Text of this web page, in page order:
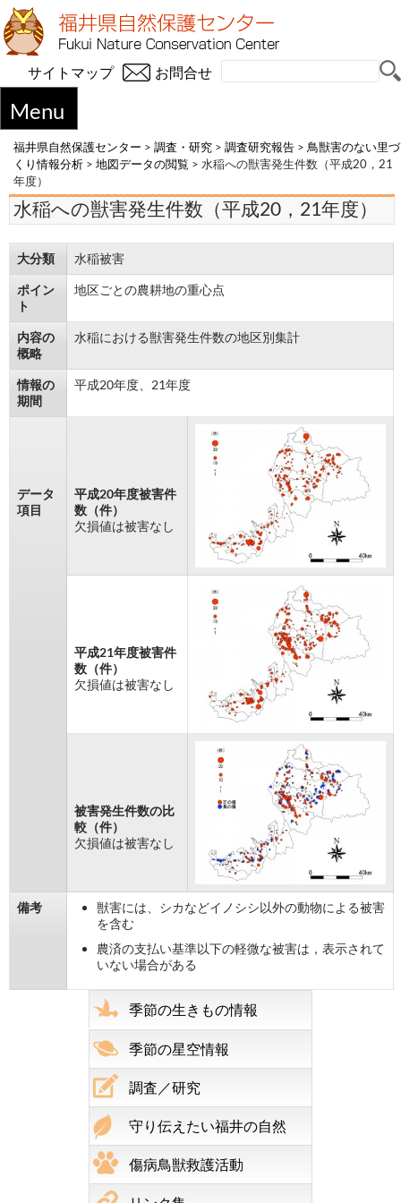
お問合せ
サイトマップ
Menu
福井県自然保護センター > 調査・研究 > 調査研究報告 > 鳥獣害のない里づ
くり情報分析 > 地図データの閲覧 > 水稲への獣害発生件数（平成20，21
年度）
水稲への獣害発生件数（平成20，21年度）
大分類 水稲被害
ポイン
ト
地区ごとの農耕地の重心点
内容の
概略
水稲における獣害発生件数の地区別集計
情報の
期間
平成20年度、21年度
データ
項目
平成20年度被害件
数（件）
欠損値は被害なし
平成21年度被害件
数（件）
欠損値は被害なし
被害発生件数の比
較（件）
欠損値は被害なし
備考
獣害には、シカなどイノシシ以外の動物による被害
を含む
農済の支払い基準以下の軽微な被害は，表示されて
いない場合がある
季節の生きもの情報
季節の星空情報
調査／研究
守り伝えたい福井の自然
傷病鳥獣救護活動